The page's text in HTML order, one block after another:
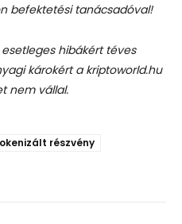
befektetési tanácsadóval!
hibákért téves
károkért a kriptoworld.hu
nem vállal.
részvény